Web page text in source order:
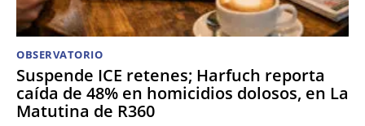
OBSERVATORIO
Suspende ICE retenes; Harfuch reporta
caída de 48% en homicidios dolosos, en La
Matutina de R360